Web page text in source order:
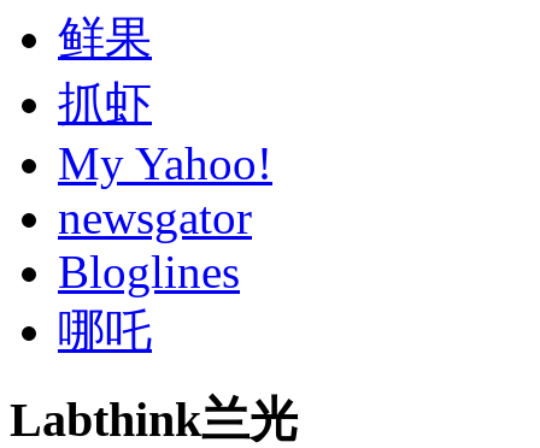
鲜果
抓虾
My Yahoo!
newsgator
Bloglines
哪吒
Labthink兰光